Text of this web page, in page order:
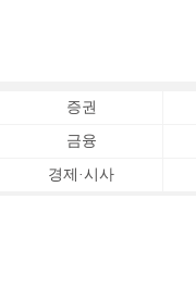
증권
금융
경제·시사